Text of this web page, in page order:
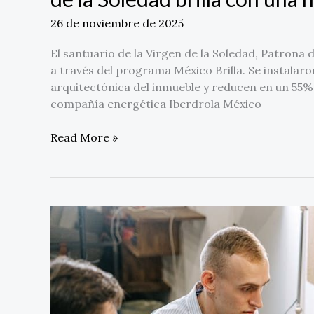
26 de noviembre de 2025
El santuario de la Virgen de la Soledad,
a través del programa México Brilla. Se
arquitectónica del inmueble y reducen en un
compañía energética Iberdrola México
Read More »
La
UMAD
impulsa
el
crecimiento
profesional